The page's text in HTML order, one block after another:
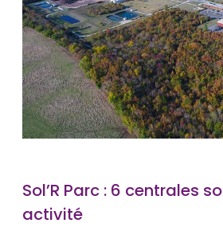
Sol’R Parc : 6 centrales
activité